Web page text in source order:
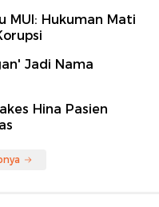
MUI: Hukuman Mati
Jadi Nama
Hina Pasien